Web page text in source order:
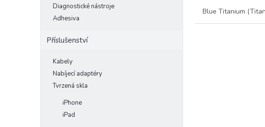
Diagnostické nástroje
Adhesiva
Příslušenství
Kabely
Nabíjecí adaptéry
Tvrzená skla
iPhone
iPad
Blue Titanium